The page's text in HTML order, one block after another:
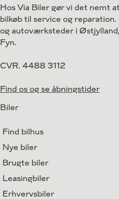
Hos Via Biler gør vi det nemt
bilkøb til service og
og autoværksteder i
Fyn.
CVR. 4488 3112
Find os og se åbningstider
Biler
Find bilhus
Nye biler
Brugte biler
Leasingbiler
Erhvervsbiler